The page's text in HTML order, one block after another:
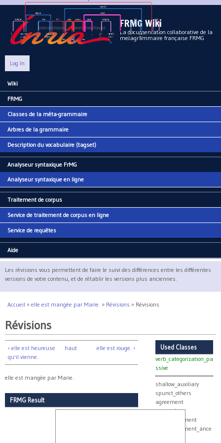
Aller au contenu principal
FRMG Wiki
La documentation collaborative de la
metagrammaire française FRMG
Log In
Main menu
Wiki
FRMG
Classes de la méta-grammaire
Arbres de la grammaire
Description du vocabulaire (tagset)
Analyseur syntaxique FrMG
Analyseur syntaxique en ligne
Traitement de corpus
Service de traitement de corpus en ligne
Service de requêtes
Aide
Les révisions vous permettent de faire le suivi des différences entre les différentes
versions de votre contenu, et de rétablir les versions plus anciennes.
Vous êtes ici
Accueil » elle est mangée par Marie. » Révisions » Révisions
Révisions
‹ elle est heureuse
qu'il vienne.
haut elle est rouge. ›
elle est mangée par Marie.
FRMG Result
Used Classes
verb_categorization_pa
ssive
shallow_auxiliary
spunct_others
agreement
aux_verbs
verb_agreement
verb_agreement_ance